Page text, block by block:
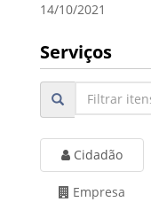
14/10/2021
Serviços
Cidadão
Empresa